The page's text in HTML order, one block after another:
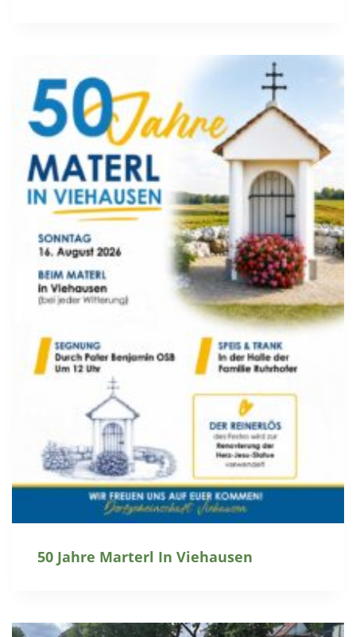
50 Jahre Marterl In Viehausen